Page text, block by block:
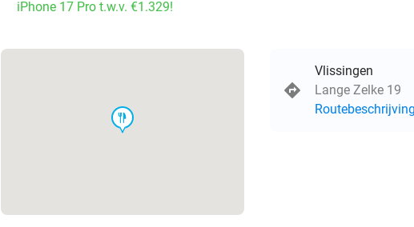
iPhone 17 Pro t.w.v. €1.329!
food
Vlissingen
Lange Zelke 19
Routebeschrijving